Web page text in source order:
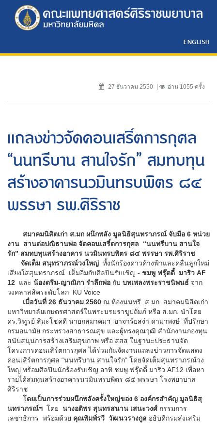
ENGLISH
27 ธันวาคม 2550 อ่าน 1055 ครั้ง
เเถลงข่าวจัดคอนเสริ์ตการกุศล
“นนทรีบาน สานใจรัก” สมทบทุน
สร้างอาคารนวมินทรบพิตร ๘๔
พรรษา รพ.ศิริราช
สมาคมนิสิตเก่า ส.มก ผนึกพลัง มูลนิธิสุนทราภรณ์ จับมือ 6 หน่วย
งาน สานต่อปณิธานพ่อ จัดคอนเสริ์ตการกุศล “นนทรีบาน สานใจ
รัก” สมทบทุนสร้างอาคาร นวมินทรบพิตร ๘๔ พรรษา รพ.ศิริราช
จัดเต็ม สนุทราภรณ์วงใหญ่ ทั้งนักร้องดาวค้างฟ้าและคลื่นลูกใหม่
เสียงใสสุนทราภรณ์ เต็มอิ่มกับศิลปินรับเชิญ - ชมพู ฟรุ๊ตตี้ มาริว AF
12 และ น้องดรีม-ญาณิกา รำลึกพ่อ กับ บทเพลงพระราชนิพนธ์ จาก
วงคลาสสิคระดับโลก KU Voice
เมื่อวันที่ 26 ธันวาคม 2560 ณ ห้องนนทรี ส.มก สมาคมนิสิตเก่า
มหาวิทยาลัยเกษตรศาสตร์ในพระบรมราขูปถัมภ์ หรือ ส.มก. นำโดย
ดร.วิฑูรย์ สิมะโชคดี นายกสมาคมฯ อาจาร์ยสง่า ดามาพงษ์ ที่ปรึกษา
กรมอนามัย กระทรวงสาธารณสุข และผู้ทรงคุณวุฒิ สำนักงานกองทุน
สนับสนุนการสร้างเสริมสุขภาพ หรือ สสส ในฐานะประธานจัด
โครงการคอนเสิร์ตการกุศล ได้ร่วมกันจัดงานแถลงข่าวการจัดแสดง
คอนเสิร์ตการกุศล “นนทรีบาน สานใจรัก” โดยจัดเต็มสุนทราภรณ์วง
ใหญ่ พร้อมศิลปินนักร้องรับเชิญ อาทิ ชมพู ฟรุ๊ตตี้ มาริว AF12 เพื่อหา
รายได้สมทุนสร้างอาคารนวมินทรบพิตร ๘๔ พรรษา โรงพยาบาล
ศิริราช
โดยเป็นการร่วมผนึกพลังครั้งใหญ่ของ 6 องค์กรสำคัญ มูลนิธิสุ
นทราภรณ์ฯ โดย นางอติพร สุนทรสนาน เสนะวงศ์กรรมการ
เลขาธิการ พร้อมด้วย คุณพิมพ์รวี วัฒนวรางกูล อธิบดีกรมส่งเสริม